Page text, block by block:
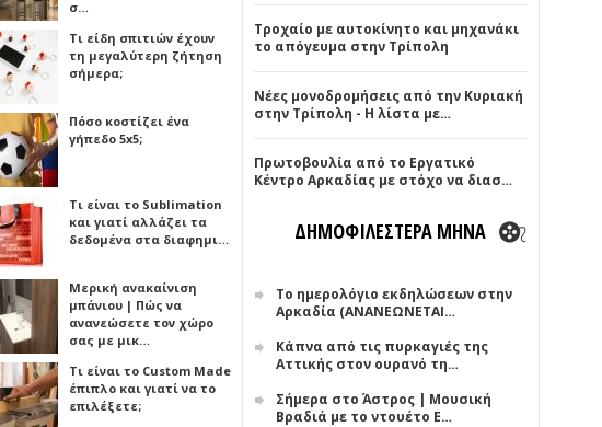
σ…
Τι είδη σπιτιών έχουν
τη μεγαλύτερη ζήτηση
σήμερα;
Πόσο κοστίζει ένα
γήπεδο 5x5;
Τι είναι το Sublimation
και γιατί αλλάζει τα
δεδομένα στα διαφημι…
Μερική ανακαίνιση
μπάνιου | Πώς να
ανανεώσετε τον χώρο
σας με μικ…
Τι είναι το Custom Made
έπιπλο και γιατί να το
επιλέξετε;
Τροχαίο με αυτοκίνητο και μηχανάκι
το απόγευμα στην Τρίπολη
Νέες μονοδρομήσεις από την Κυριακή
στην Τρίπολη - Η λίστα με…
Πρωτοβουλία από το Εργατικό
Κέντρο Αρκαδίας με στόχο να διασ…
ΔΗΜΟΦΙΛΕΣΤΕΡΑ ΜΗΝΑ
Το ημερολόγιο εκδηλώσεων στην
Αρκαδία (ΑΝΑΝΕΩΝΕΤΑΙ…
Κάπνα από τις πυρκαγιές της
Αττικής στον ουρανό τη…
Σήμερα στο Άστρος | Μουσική
Βραδιά με το ντουέτο Ε…